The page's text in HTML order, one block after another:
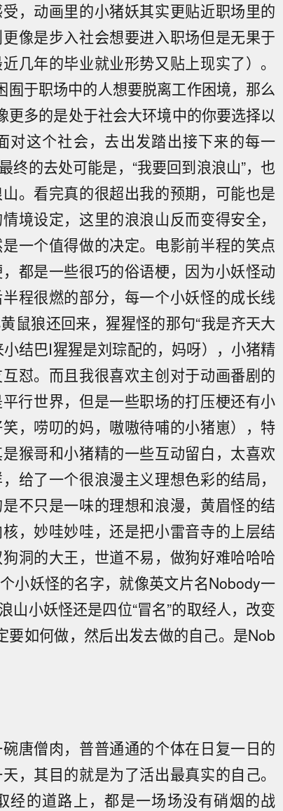
，动画里的小猪妖其实更贴近职场里的
像是步入社会想要进入职场但是无果于
几年的毕业就业形势又贴上现实了）。
囿于职场中的人想要脱离工作困境，那么
更多的是处于社会大环境中的你要选择以
对这个社会，去出发踏出接下来的每一
终的去处可能是，“我要回到浪浪山”，也
。看完真的很超出我的预期，可能也是
境设定，这里的浪浪山反而变得安全，
一个值得做的决定。电影前半程的笑点
都是一些很巧的俗语梗，因为小妖怪动
程很燃的部分，每一个小妖怪的成长线
鼠狼还回来，猩猩怪的那句“我是齐天大
结巴I猩猩是刘琮配的，妈呀），小猪精
怼。而且我很喜欢主创对于动画番剧的
行世界，但是一些职场的打压梗还有小
，唠叨的妈，嗷嗷待哺的小猪崽），特
猴哥和小猪精的一些互动留白，太喜欢
给了一个很浪漫主义理想色彩的结局，
不只是一味的理想和浪漫，黄眉怪的结
，妙哇妙哇，还是把小雷音寺的上层结
洞的大王，世道不易，做狗好难哈哈哈
小妖怪的名字，就像英文片名Nobody一
山小妖怪还是四位“冒名”的取经人，改变
如何做，然后出发去做的自己。是Nob
唐僧肉，普普通通的个体在日复一日的
，其目的就是为了活出最真实的自己。
经的道路上，都是一场场没有硝烟的战